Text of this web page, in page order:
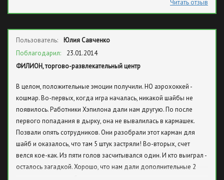
экстремально (в некотором роде). Прекрасное место для
Читать отзыв
Пользователь:
Юлия Савченко
Поблагодарил:
23.01.2014
ФИЛИОН, торгово-развлекательный центр
В целом, положительные эмоции получили. НО аэрохоккей -
кошмар. Во-первых, когда игра началась, никакой шайбы не
появилось. Работники Хэпилона дали нам другую. По после
первого попадания в дырку, она не вывалилась в кармашек.
Позвали опять сотрудников. Они разобрали этот карман для
шайб и оказалось, что там 5 штук застряли! Во-вторых, счет
велся кое-как. Из пяти голов засчитывался один. И кто выиграл -
осталось загадкой. Хорошо, что нам дали дополнительные 2